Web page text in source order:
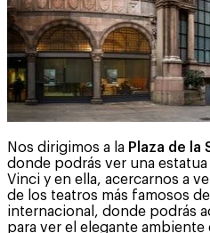
Nos dirigimos a la Plaza de la
donde podrás ver una estatua
Vinci y en ella, acercarnos a
de los teatros más famosos
internacional, donde podrás
para ver el elegante